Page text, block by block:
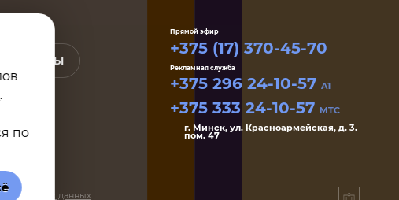
КОНТАКТЫ
Прямой эфир
+375 (17) 370-45-70
Рекламная служба
+375 296 24-10-57A1
+375 333 24-10-57 MTC
г. Минск, ул. Красноармейская, д. 3.
пом. 47
данных
.
по